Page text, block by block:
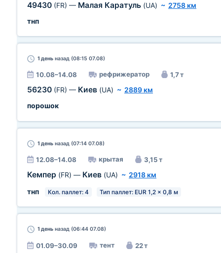
49430 (FR) — Малая Каратуль (UA) ~ 2758 км
тнп
1 день назад (08:15 07.08)
10.08–14.08 рефрижератор 1,7 т
56230 (FR) — Киев (UA) ~ 2889 км
порошок
1 день назад (07:14 07.08)
12.08–14.08 крытая 3,15 т
Кемпер (FR) — Киев (UA) ~ 2918 км
тнп
Кол. паллет: 4 Тип паллет: EUR 1,2 x 0,8 м
1 день назад (06:44 07.08)
01.09–30.09 тент 22 т